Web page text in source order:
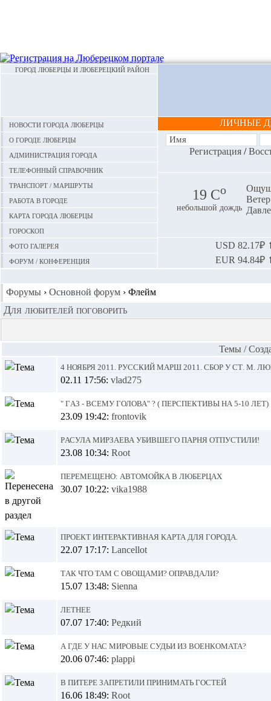
ГОРОД ЛЮБЕРЦЫ И ЛЮБЕРЕЦКИЙ РАЙОН
Новости города Люберцы
О городе Люберцы
Администрация города
Телефонный справочник
Транспорт / маршруты
Работа в городе
Карта города Люберцы
Гороскоп
Фото галерея
Форум / конференция
ЛИЧНЫЕ
Регистрация/
19 Сo
небольшой дождь
USD 82.17₽
EUR 94.84₽
Форумы › Основной форум › Флейм
Для любителей поговорить
Темы /
4 ноября 2011. Русский Марш 2011. Сбор у ст. м.
02.11 17:56: vlad275
" Газ - всему голова" ? ( перспективы на 5-10 лет)
23.09 19:42: frontovik
Расула Мирзаева убившего парня отпустили!
23.08 10:34: Root
Перемещено: Автомойка в Люберцах
30.07 10:22: vika1988
Проект интерактивная карта для города.
22.07 17:17: Lancellot
Так что там с овощами? Оправдали?
15.07 13:48: Sienna
Летнее
07.07 17:40: Редкий
А где у нас мировые судьи из военкомата?
20.06 07:46: plappi
В Питере запретили принимать гостей
16.06 18:49: Root